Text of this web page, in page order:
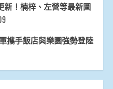
新！楠梓、左營等最新圖
攜手飯店與樂園強勢登陸